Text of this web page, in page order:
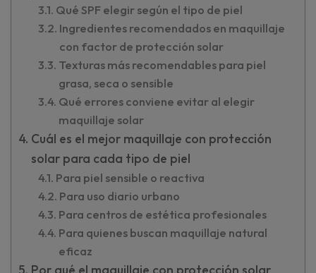
Qué SPF elegir según el tipo de piel
Ingredientes recomendados en maquillaje
con factor de protección solar
Texturas más recomendables para piel
grasa, seca o sensible
Qué errores conviene evitar al elegir
maquillaje solar
Cuál es el mejor maquillaje con protección
solar para cada tipo de piel
Para piel sensible o reactiva
Para uso diario urbano
Para centros de estética profesionales
Para quienes buscan maquillaje natural
eficaz